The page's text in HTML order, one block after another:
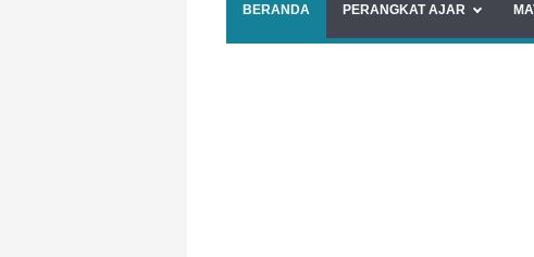
BERANDA PERANGKAT AJAR